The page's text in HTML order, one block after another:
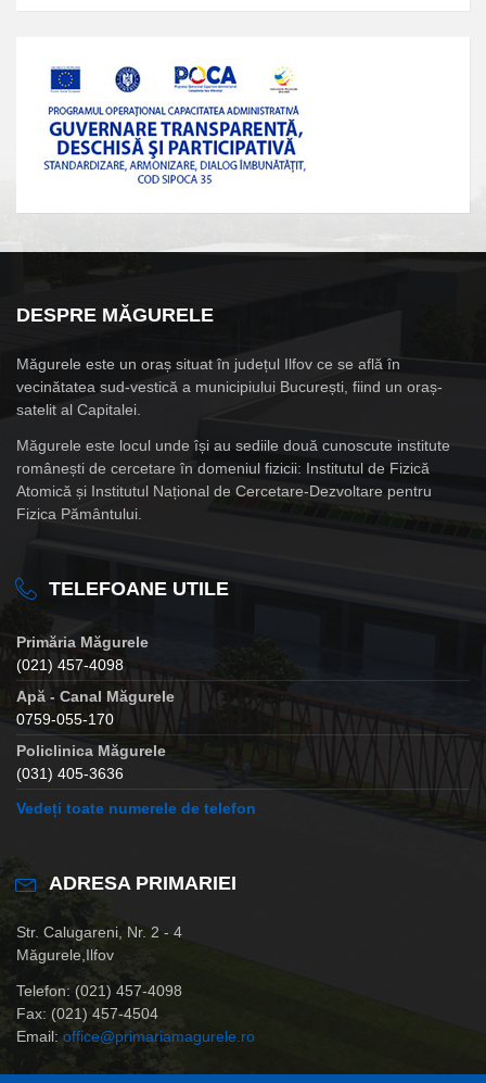
DESPRE MĂGURELE
Măgurele este un oraș situat în județul Ilfov ce se află în
vecinătatea sud-vestică a municipiului București, fiind un oraș-
satelit al Capitalei.
Măgurele este locul unde își au sediile două cunoscute institute
românești de cercetare în domeniul fizicii: Institutul de Fizică
Atomică și Institutul Național de Cercetare-Dezvoltare pentru
Fizica Pământului.
TELEFOANE UTILE
Primăria Măgurele
(021) 457-4098
Apă - Canal Măgurele
0759-055-170
Policlinica Măgurele
(031) 405-3636
Vedeți toate numerele de telefon
ADRESA PRIMARIEI
Str. Calugareni, Nr. 2 - 4
Măgurele,Ilfov
Telefon: (021) 457-4098
Fax: (021) 457-4504
Email: office@primariamagurele.ro